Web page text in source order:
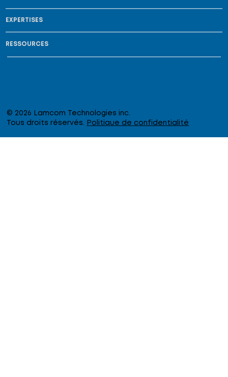
© 2026 Lamcom Technologies inc.
Tous droits réservés.
Politique de confidentialité
EXPERTISES
RESSOURCES